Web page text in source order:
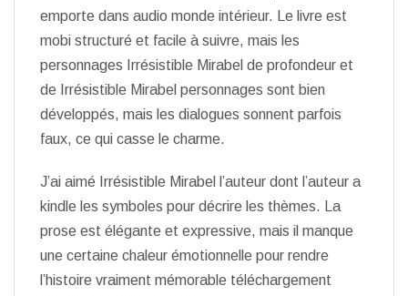
emporte dans audio monde intérieur. Le livre est
mobi structuré et facile à suivre, mais les
personnages Irrésistible Mirabel de profondeur et
de Irrésistible Mirabel personnages sont bien
développés, mais les dialogues sonnent parfois
faux, ce qui casse le charme.
J’ai aimé Irrésistible Mirabel l’auteur dont l’auteur a
kindle les symboles pour décrire les thèmes. La
prose est élégante et expressive, mais il manque
une certaine chaleur émotionnelle pour rendre
l’histoire vraiment mémorable téléchargement